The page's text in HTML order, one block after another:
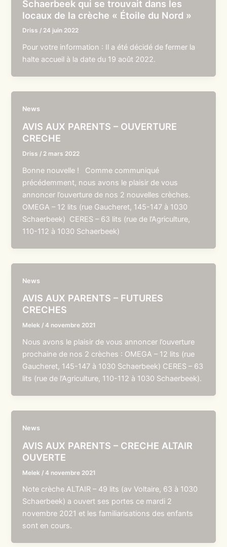
Schaerbeek qui se trouvait dans les
locaux de la crèche « Étoile du Nord »
Driss / 24 juin 2022
Pour votre information : Il a été décidé de fermer la
halte accueil à la date du 19 août 2022.
News
AVIS AUX PARENTS – OUVERTURE
CRECHE
Driss / 2 mars 2022
Bonne nouvelle ! Comme communiqué
précédemment, nous avons le plaisir de vous
annoncer l’ouverture de nos 2 nouvelles crèches.
OMEGA – 12 lits (rue Gaucheret, 145-147 à 1030
Schaerbeek) CERES – 63 lits (rue de l’Agriculture,
110-112 à 1030 Schaerbeek)
News
AVIS AUX PARENTS – FUTURES
CRECHES
Melek /4 novembre 2021
Nous avons le plaisir de vous annoncer l’ouverture
prochaine de nos 2 crèches : OMEGA – 12 lits (rue
Gaucheret, 145-147 à 1030 Schaerbeek) CERES – 63
lits (rue de l’Agriculture, 110-112 à 1030 Schaerbeek).
News
AVIS AUX PARENTS – CRECHE ALTAIR
OUVERTE
Melek /4 novembre 2021
Note crèche ALTAIR – 49 lits (av Voltaire, 63 à 1030
Schaerbeek) a ouvert ses portes ce mardi 2
novembre 2021 et les familiarisations des enfants
sont en cours.